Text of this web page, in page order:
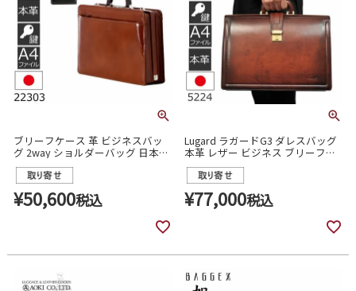
ブリーフケース 革 ビジネスバッ
グ 2way ショルダーバッグ 日本製
豊岡 a4 天然木ハンドル SADDLE
サドル 22303
¥50,600税込
Lugard ラガードG3 ダレスバッグ
本革 レザー ビジネス ブリーフケ
ース 牛革 メンズ 5224
¥77,000税込